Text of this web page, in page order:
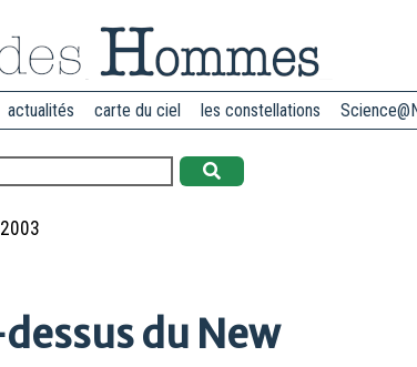
actualités carte du ciel les constellations
du New